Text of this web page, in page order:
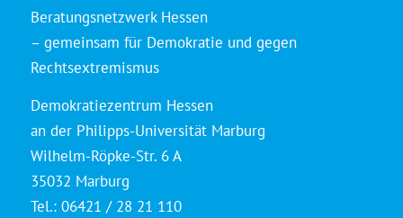
Beratungsnetzwerk Hessen
– gemeinsam für Demokratie und gegen
Rechtsextremismus
Demokratiezentrum Hessen
an der Philipps-Universität Marburg
Wilhelm-Röpke-Str. 6 A
35032 Marburg
Tel.: 06421 / 28 21 110